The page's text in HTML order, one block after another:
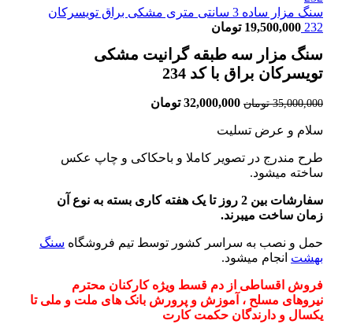
سنگ مزار ساده 3 سانتی متری مشکی براق تویسرکان
232
19,500,000 تومان
سنگ مزار سه طبقه گرانیت مشکی
تویسرکان براق با کد 234
35,000,000 تومان 32,000,000 تومان
سلام و عرض تسلیت
طرح مندرج در تصویر کاملا و باحکاکی و چاپ عکس
ساخته میشود.
سفارشات بین 2 روز تا یک هفته کاری بسته به نوع آن
زمان ساخت میبرند.
حمل و نصب به سراسر کشور توسط تیم فروشگاه سنگ
بهشت انجام میشود.
فروش اقساطی از دم قسط ویژه کارکنان محترم
نیروهای مسلح ، آموزش و پرورش بانک های ملت و ملی تا
یکسال و دارندگان حکمت کارت